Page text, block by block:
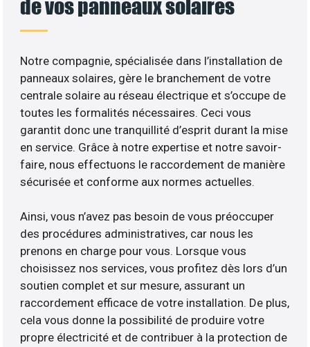
de vos panneaux solaires
Notre compagnie, spécialisée dans l’installation de
panneaux solaires, gère le branchement de votre
centrale solaire au réseau électrique et s’occupe de
toutes les formalités nécessaires. Ceci vous
garantit donc une tranquillité d’esprit durant la mise
en service. Grâce à notre expertise et notre savoir-
faire, nous effectuons le raccordement de manière
sécurisée et conforme aux normes actuelles.
Ainsi, vous n’avez pas besoin de vous préoccuper
des procédures administratives, car nous les
prenons en charge pour vous. Lorsque vous
choisissez nos services, vous profitez dès lors d’un
soutien complet et sur mesure, assurant un
raccordement efficace de votre installation. De plus,
cela vous donne la possibilité de produire votre
propre électricité et de contribuer à la protection de